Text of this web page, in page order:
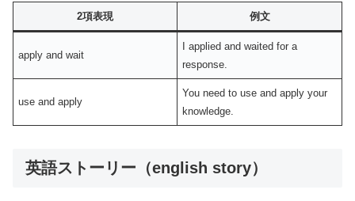
2項表現 例文
apply and wait
I applied and waited for a
response.
use and apply
You need to use and apply your
knowledge.
英語ストーリー（english story）